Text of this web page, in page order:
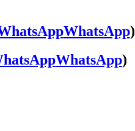
WhatsApp)
WhatsApp)